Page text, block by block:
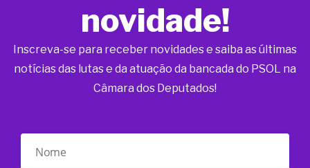
novidade!
Inscreva-se para receber novidades e saiba as últimas
notícias das lutas e da atuação da bancada do PSOL na
Câmara dos Deputados!